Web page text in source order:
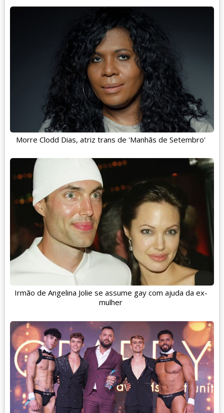
Morre Clodd Dias, atriz trans de 'Manhãs de Setembro'
Irmão de Angelina Jolie se assume gay com ajuda da ex-
mulher